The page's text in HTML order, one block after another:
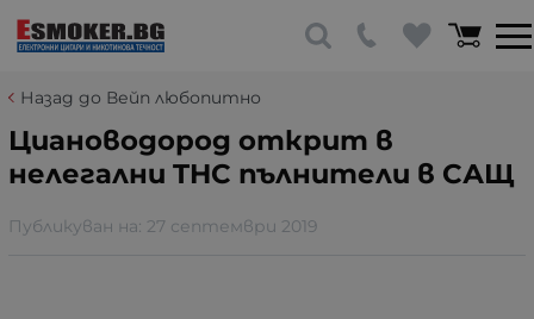
Назад до Вейп любопитно
Циановодород открит в
нелегални THC пълнители в САЩ
Публикуван на: 27 септември 2019